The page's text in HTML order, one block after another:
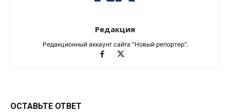
Редакция
Редакционный аккаунт сайта "Новый репортер".
ОСТАВЬТЕ ОТВЕТ